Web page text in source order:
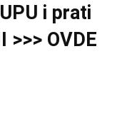
i prati
>>> OVDE